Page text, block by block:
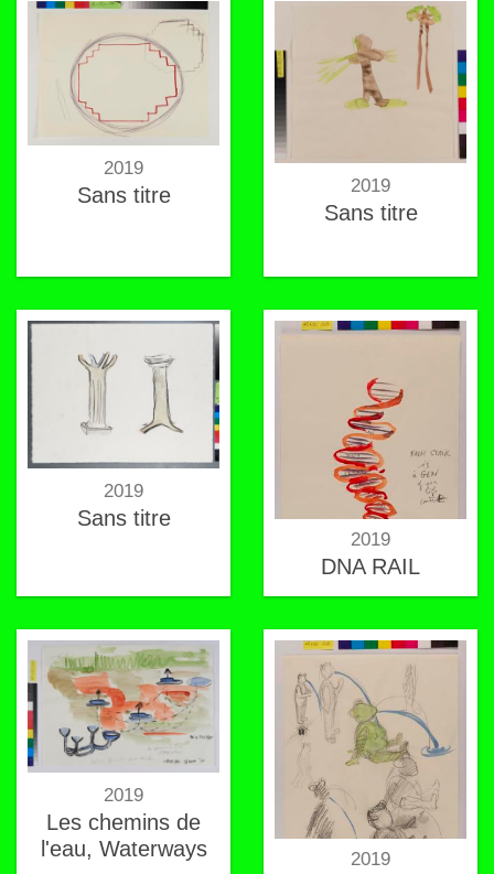
corps, diffusez-le
2019
Sans titre 2019
Sans titre
2019
Sans titre
2019
DNA RAIL
2019
Les chemins de
l'eau, Waterways
2019